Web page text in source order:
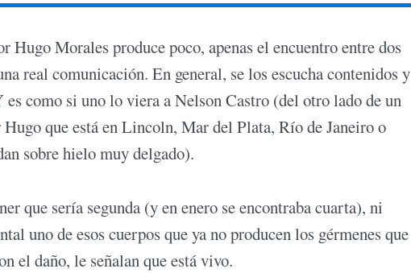
Morales produce poco, apenas el encuentro entre dos
real comunicación. En general, se los escucha contenidos y
como si uno lo viera a Nelson Castro (del otro lado de un
que está en Lincoln, Mar del Plata, Río de Janeiro o
sobre hielo muy delgado).
que sería segunda (y en enero se encontraba cuarta), ni
uno de esos cuerpos que ya no producen los gérmenes que
el daño, le señalan que está vivo.